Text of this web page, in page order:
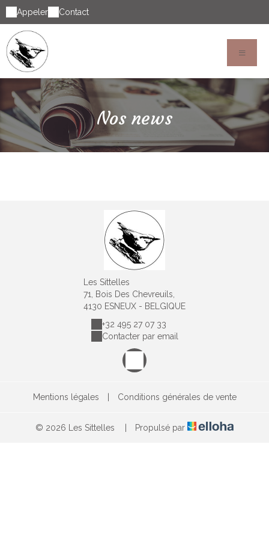
Appeler Contact
Nos news
Les Sittelles
71, Bois Des Chevreuils,
4130 ESNEUX - BELGIQUE
+32 495 27 07 33
Contacter par email
Mentions légales Conditions générales de vente
© 2026 Les Sittelles Propulsé par